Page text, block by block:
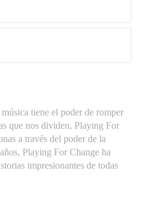
tiene el poder de romper
que nos dividen, Playing For
a través del poder de la
Playing For Change ha
impresionantes de todas